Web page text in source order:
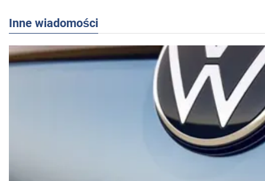
Inne wiadomości